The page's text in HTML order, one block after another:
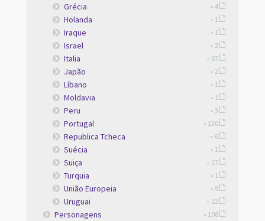
Grécia » 4
Holanda » 1
Iraque » 1
Israel » 2
Italia » 67
Japão » 2
Líbano » 1
Moldavia » 1
Peru » 3
Portugal » 130
Republica Tcheca » 6
Suécia » 1
Suiça » 17
Turquia » 1
União Europeia » 9
Uruguai » 12
Personagens » 108